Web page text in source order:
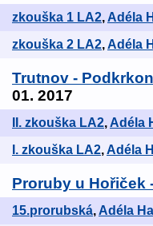
zkouška 1 LA2, Adéla
zkouška 2 LA2,Adéla
Trutnov -
01. 2017
II. zkouška LA2, Adéla
I. zkouška LA2,Adéla
Proruby u Hořiček
15.prorubská, Adéla